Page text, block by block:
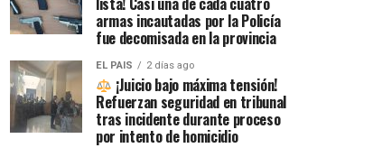
armas incautadas por la Policía
fue decomisada en la provincia
EL PAIS 2 días ago
¡Juicio bajo máxima tensión!
Refuerzan seguridad en tribunal
tras incidente durante proceso
por intento de homicidio